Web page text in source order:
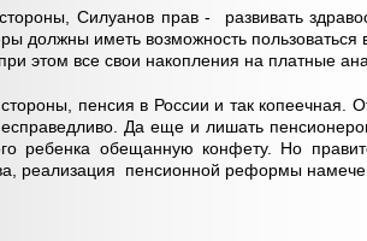
Силуанов прав - развивать
должны иметь возможность
этом все свои накопления на платные
пенсия в России и так копеечная.
Да еще и лишать
ребенка обещанную конфету. Но
реализация пенсионной реформы